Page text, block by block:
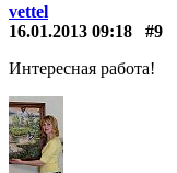
vettel
16.01.2013 09:18
#9
Интересная работа!